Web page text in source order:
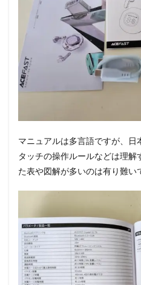
マニュアルは多言語ですが、日
タッチの操作ルールなどは理解
た表や図解が多いのは有り難い